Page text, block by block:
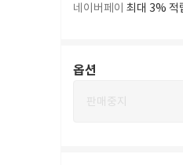
네이버페이 최대 3% 적
옵션
판매중지